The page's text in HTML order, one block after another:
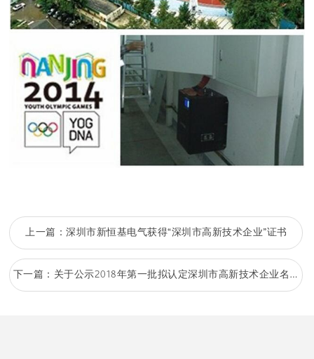
上一篇：深圳市新恒基电气获得“深圳市高新技术企业”证书
下一篇： 关于公示2018年第一批拟认定深圳市高新技术企业名单的通知